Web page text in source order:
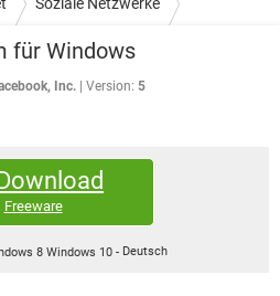
IOS
INSTAGRAM
TIKTOK
HARDWARE
STREAMING
INSTAGRAM
TIKTOK
IOS
INSTAGRAM
TIKTOK
STREAMING
für Windows
Inc. Version: 5
Freeware
8 Windows 10- Deutsch